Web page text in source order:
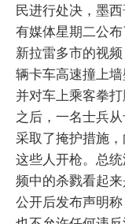
民进行处决，墨
有媒体星期二公
新拉雷多市的视
辆卡车高速撞上
并对车上乘客拳
之后，一名士兵
采取了掩护措施
这些人开枪。总
频中的杀戮看起
公开后发布声明